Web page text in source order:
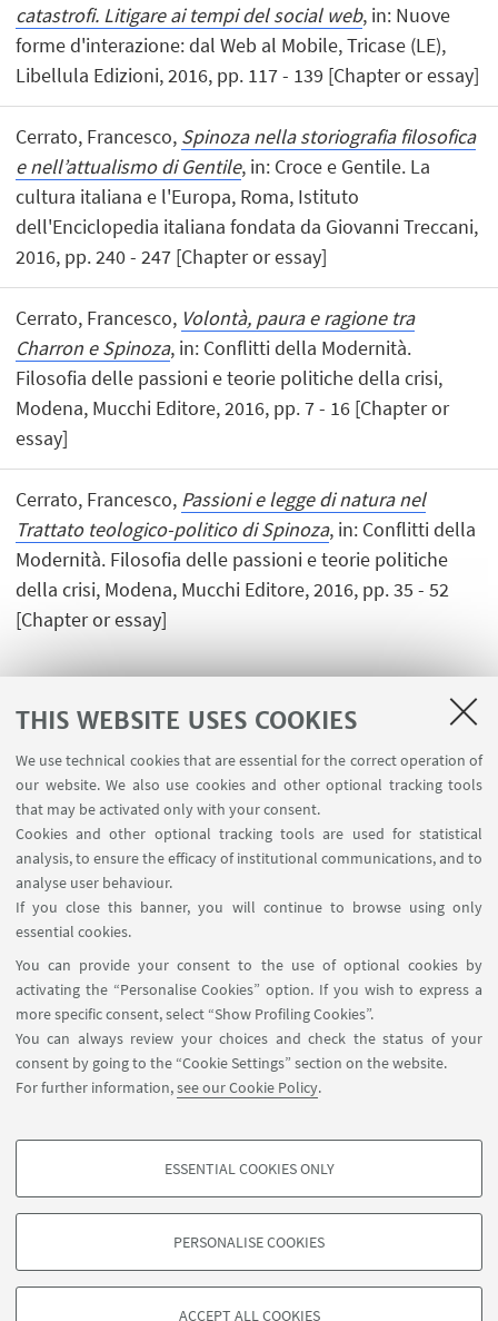
THIS WEBSITE USES COOKIES
We use technical cookies that are essential for the correct operation of
our website. We also use cookies and other optional tracking tools
that may be activated only with your consent.
Cookies and other optional tracking tools are used for statistical
analysis, to ensure the efficacy of institutional communications, and to
analyse user behaviour.
If you close this banner, you will continue to browse using only
essential cookies.
You can provide your consent to the use of optional cookies by
activating the “Personalise Cookies” option. If you wish to express a
more specific consent, select “Show Profiling Cookies”.
You can always review your choices and check the status of your
consent by going to the “Cookie Settings” section on the website.
For further information,see our Cookie Policy.
PROFILING COOKIES - OPTIONAL
based on browsing behaviour, and for marketing analysis.
ESSENTIAL COOKIES ONLY
PERSONALISE COOKIES
ACCEPT ALL COOKIES
catastrofi. Litigare ai tempi del social web, in: Nuove
forme d'interazione: dal Web al Mobile, Tricase (LE),
Libellula Edizioni, 2016, pp. 117 - 139 [Chapter or essay]
Cerrato, Francesco, Spinoza nella storiografia filosofica
e nell’attualismo di Gentile, in: Croce e Gentile. La
cultura italiana e l'Europa, Roma, Istituto
dell'Enciclopedia italiana fondata da Giovanni Treccani,
2016, pp. 240 - 247 [Chapter or essay]
Cerrato, Francesco, Volontà, paura e ragione tra
Charron e Spinoza, in: Conflitti della Modernità.
Filosofia delle passioni e teorie politiche della crisi,
Modena, Mucchi Editore, 2016, pp. 7 - 16 [Chapter or
essay]
Cerrato, Francesco, Passioni e legge di natura nel
Trattato teologico-politico di Spinoza, in: Conflitti della
Modernità. Filosofia delle passioni e teorie politiche
della crisi, Modena, Mucchi Editore, 2016, pp. 35 - 52
[Chapter or essay]
1 2 3 4
USEFUL LINKS
InfoPoint
FOLLOW UNIBO ON:
APP:
©Copyright 2026 - ALMA MATER STUDIORUM - Università di
Bologna - Via Zamboni, 33 - 40126 Bologna - PI: 01131710376 - CF:
80007010376
Privacy
Legal notes
About the website and accessibility
information
Cookie Settings